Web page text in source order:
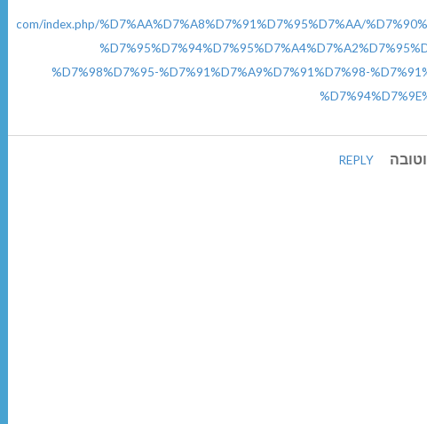
index.php/%D7%AA%D7%A8%D7%91%D7%95%D7%AA/
%D7%98%D7%95-%D7%91%D7%A9%D7%91%D7%98-
REPLY